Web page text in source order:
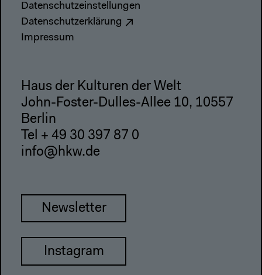
Datenschutzeinstellungen
Datenschutzerklärung
Impressum
Haus der Kulturen der Welt
John-Foster-Dulles-Allee 10, 10557
Berlin
Tel + 49 30 397 87 0
info@hkw.de
Newsletter
Instagram